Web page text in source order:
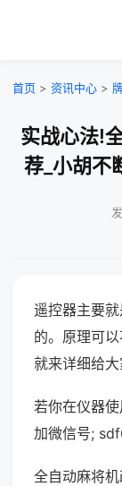
首页 > 资讯中心 >
实战心法!
荐_小胡不
遥控器主要
的。原理可
就来详细给大
若你在仪器
加微信号;
全自动麻将